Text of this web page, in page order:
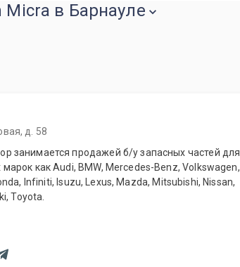
Micra в Барнауле
д. 58
занимается продажей б/у запасных частей для
как Audi, BMW, Mercedes-Benz, Volkswagen,
Infiniti, Isuzu, Lexus, Mazda, Mitsubishi, Nissan,
Toyota.